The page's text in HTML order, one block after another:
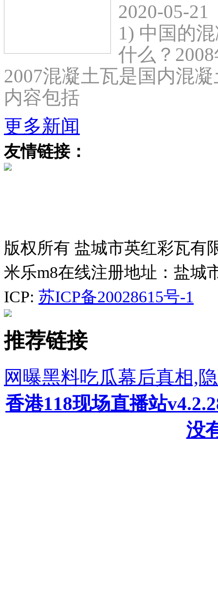
2020-05-21
1) 中国的
什么？
2007混凝土瓦是国内混
内容包括
更多新闻
友情链接：
版权所有 盐城市英红彩瓦有
米乐m8在线注册地址：盐城
ICP: 苏ICP备20028615号-1
推荐链接
网曝黑料吃瓜幕后真相,
香港118现场直播站
没